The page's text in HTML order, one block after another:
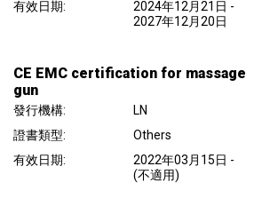
有效日期: 2024年12月21日 -
2027年12月20日
CE EMC certification for massage
gun
發行機構:
LN
證書類型:
Others
有效日期: 2022年03月15日 -
(不適用)